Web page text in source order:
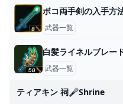
ボコ両手剣の入手方
武器一覧
白髪ライネルブレー
武器一覧
ティアキン 祠🎤shrine